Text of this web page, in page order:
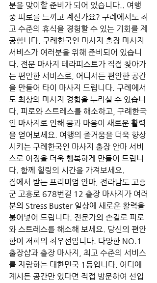
분을 맞이할 준비가 되어 있습니다.. 여행
중 피로를 느끼고 계신가요? 구례에서도 최
고 수준의 휴식을 경험할 수 있는 기회를 제
공합니다. 구례한국인 마사지 출장 마사지
서비스가 여러분을 위해 준비되어 있습니
다. 전문 마사지 테라피스트가 직접 찾아가
는 편안한 서비스로, 어디서든 편안한 공간
을 만들어 타이 마사지 드립니다. 구례에서
도 최상의 마사지 경험을 누리실 수 있습니
다. 피로와 스트레스를 해소하고, 구례한국
인 마사지로 인해 몸과 마음이 새로운 활력
을 얻어보세요. 여행의 즐거움을 더욱 향상
시키는 구례한국인 마사지 출장 안마 서비
스로 여정을 더욱 행복하게 만들어 드립니
다. 함께 힐링의 시간을 가져보세요.
집에서 받는 프리미엄 안마, 전라남도 고흥
군 고흥로 678번길 12 출장 마사지가 여러
분의 Stress Buster 일상에 새로운 활력을
불어넣어 드립니다. 전문가의 손길로 피로
와 스트레스를 해소해 보세요. 당신의 편안
함이 저희의 최우선입니다. 다양한 NO.1
출장샵과 출장 마사지, 최고 수준의 서비스
를 자랑하는 대한민국 1등입니다. 어디에
계시든 공간만 있다면 직접 방문하여 선입